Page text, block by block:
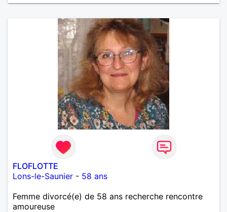
FLOFLOTTE
Lons-le-Saunier - 58 ans
Femme divorcé(e) de 58 ans recherche rencontre
amoureuse